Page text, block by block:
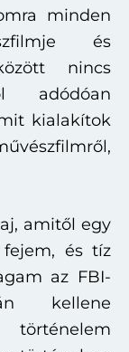
minden
és
nincs
adódóan
kialakítok
amitől egy
és tíz
az FBI-
kellene